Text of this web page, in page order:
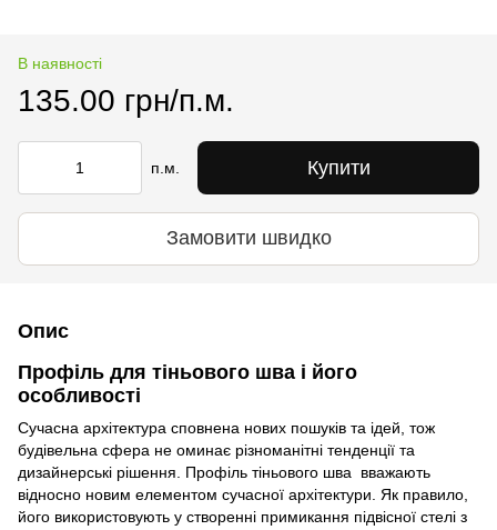
В наявності
135.00 грн/п.м.
п.м. Купити
Замовити швидко
Опис
Профіль для тіньового шва і його
особливості
Сучасна архітектура сповнена нових пошуків та ідей, тож
будівельна сфера не оминає різноманітні тенденції та
дизайнерські рішення. Профіль тіньового шва вважають
відносно новим елементом сучасної архітектури. Як правило,
його використовують у створенні примикання підвісної стелі з